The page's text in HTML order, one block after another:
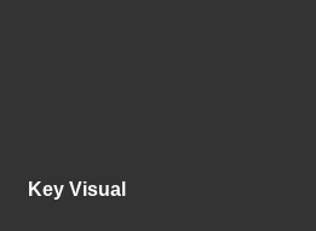
Key Visual